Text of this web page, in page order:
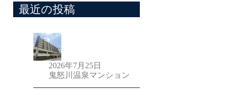
最近の投稿
2026年7月25日
鬼怒川温泉マンション